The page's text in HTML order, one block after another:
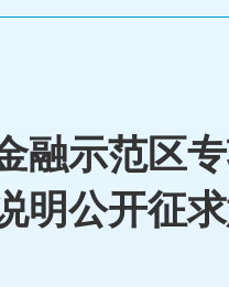
融示范区
明公开征